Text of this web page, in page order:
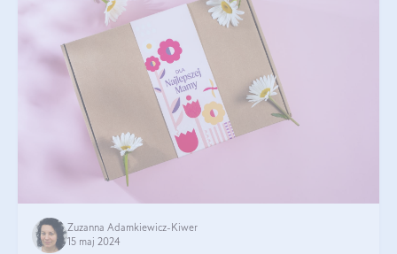
Zuzanna Adamkiewicz-Kiwer
15 maj 2024